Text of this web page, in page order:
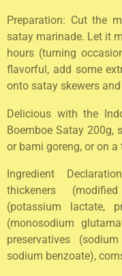
Preparation: Cut the
satay marinade. Let it
hours (turning
flavorful, add some
onto satay skewers
Delicious with the
Boemboe Satay 200g,
or bami goreng, or on a
Ingredient
thickeners
(potassium lactate,
(monosodium
preservatives
sodium benzoate),